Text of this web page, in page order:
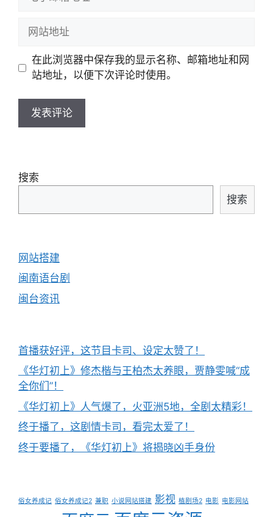
址
址
在此浏览器中保存我的显示名称、邮箱地址和网
站地址，以便下次评论时使用。
搜索
搜索
网站搭建
闽南语台剧
闽台资讯
首播获好评，这节目卡司、设定太赞了！
《华灯初上》修杰楷与王柏杰太养眼，贾静雯喊“成
全你们”！
《华灯初上》人气爆了，火亚洲5地，全剧太精彩！
终于播了，这剧情卡司，看完太爱了！
终于要播了，《华灯初上》将揭晓凶手身份
俗女养成记 俗女养成记2 兼职 小说网站搭建 影视 植剧场2 电影 电影网站